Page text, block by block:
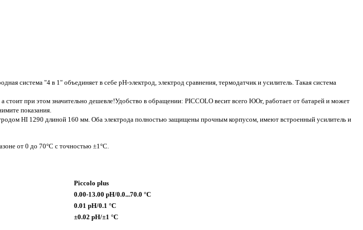
система "4 в 1" объединяет в себе рН-электрод, электрод сравнения, термодатчик и усилитель. Такая система
при этом значительно дешевле!Удобство в обращении: PICCOLO весит всего ЮОг, работает от батарей и может
показания.
HI 1290 длиной 160 мм. Оба электрода полностью защищены прочным корпусом, имеют встроенный усилитель и
от 0 до 70°С с точностью ±1°С.
Piccolo plus
0.00-13.00 рН/0.0...70.0 °С
0.01 pH/0.1 °С
±0.02 pH/±1 °С